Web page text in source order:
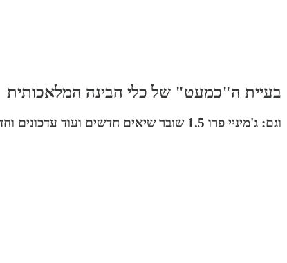
בעיית ה"כמעט" של כלי הבינה המלאכותית
וגם: ג'מיניי פרו 1.5 שובר שיאים חדשים ועוד עדכונים וחדשות שאולי פיספסתם